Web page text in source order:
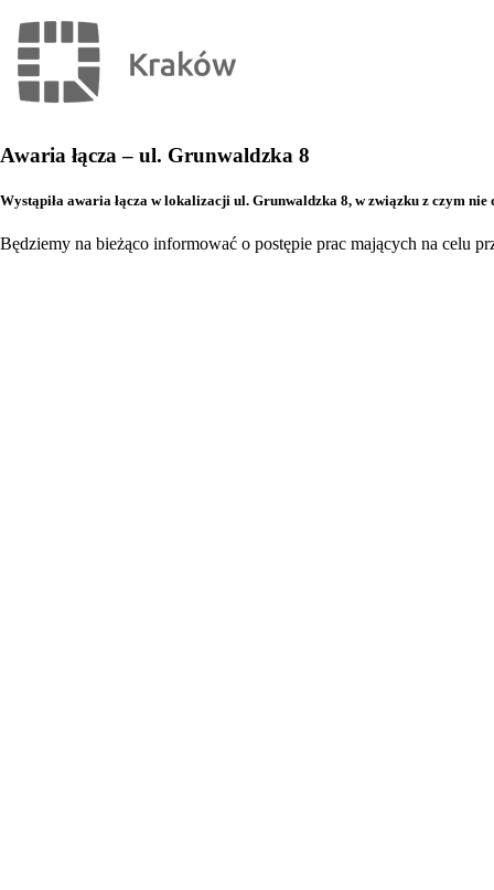
Awaria łącza – ul. Grunwaldzka 8
Wystąpiła awaria łącza w lokalizacji ul. Grunwaldzka 8, w związku z czym
Będziemy na bieżąco informować o postępie prac mających na celu